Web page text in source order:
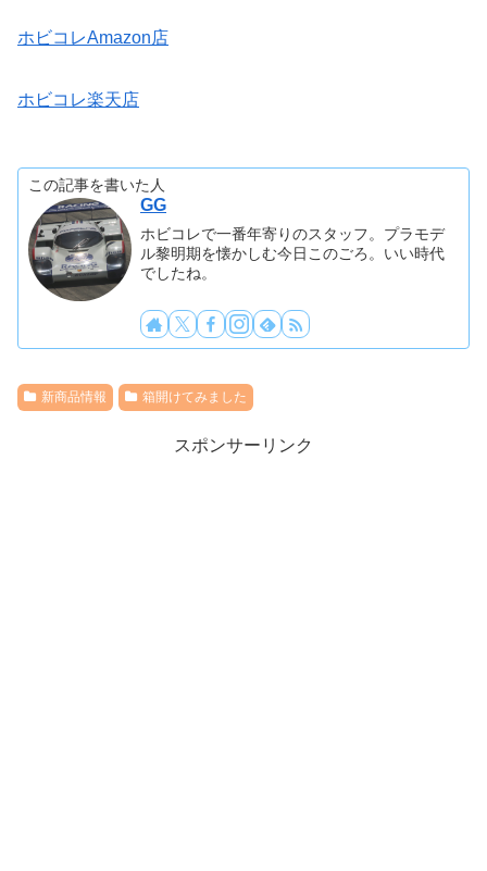
ホビコレAmazon店
ホビコレ楽天店
この記事を書いた人
GG
ホビコレで一番年寄りのスタッフ。プラモデ
ル黎明期を懐かしむ今日このごろ。いい時代
でしたね。
新商品情報 箱開けてみました
スポンサーリンク